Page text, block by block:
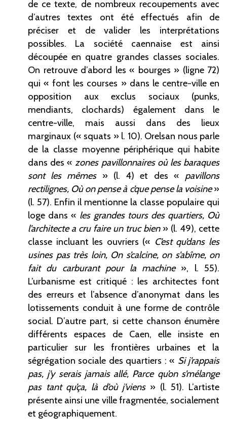
de ce texte, de nombreux recoupements avec
d’autres textes ont été effectués afin de
préciser et de valider les interprétations
possibles. La société caennaise est ainsi
découpée en quatre grandes classes sociales.
On retrouve d’abord les « bourges » (ligne 72)
qui « font les courses » dans le centre-ville en
opposition aux exclus sociaux (punks,
mendiants, clochards) également dans le
centre-ville, mais aussi dans des lieux
marginaux (« squats » l. 10). Orelsan nous parle
de la classe moyenne périphérique qui habite
dans des « zones pavillonnaires où les baraques
sont les mêmes » (l. 4) et des « pavillons
rectilignes, Où on pense à c’que pense la voisine »
(l. 57). Enfin il mentionne la classe populaire qui
loge dans « les grandes tours des quartiers, Où
l’architecte a cru faire un truc bien » (l. 49), cette
classe incluant les ouvriers (« C’est qu’dans les
usines pas très loin, On s’calcine, on s’abîme, on
fait du carburant pour la machine », l. 55).
L’urbanisme est critiqué : les architectes font
des erreurs et l’absence d’anonymat dans les
lotissements conduit à une forme de contrôle
social. D’autre part, si cette chanson énumère
différents espaces de Caen, elle insiste en
particulier sur les frontières urbaines et la
ségrégation sociale des quartiers : « Si j’rappais
pas, j’y serais jamais allé, Parce qu’on s’mélange
pas tant qu’ça, là d’où j’viens » (l. 51). L’artiste
présente ainsi une ville fragmentée, socialement
et géographiquement.